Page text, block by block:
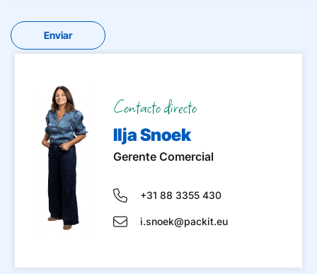
Contacto directo
Ilja Snoek
Gerente Comercial
+31 88 3355 430
i.snoek@packit.eu